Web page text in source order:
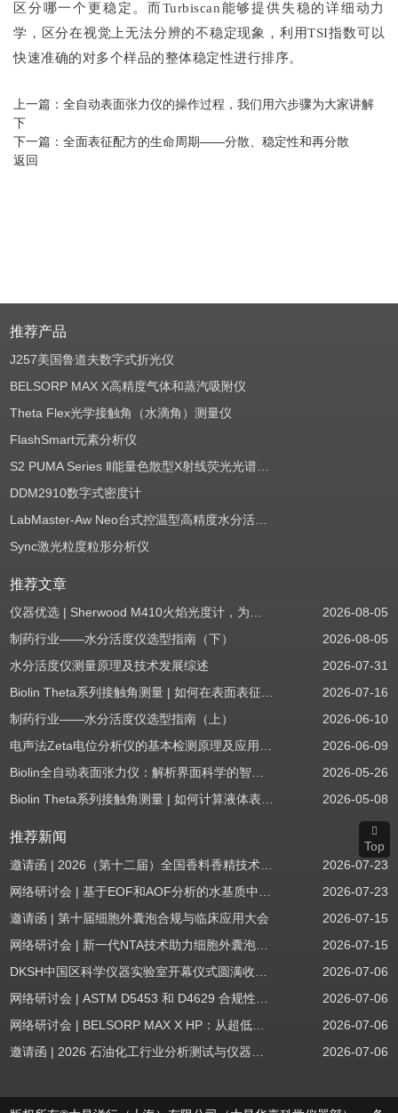
区分哪一个更稳定。而Turbiscan能够提供失稳的详细动力
学，区分在视觉上无法分辨的不稳定现象，利用TSI指数可以
快速准确的对多个样品的整体稳定性进行排序。
上一篇： 全自动表面张力仪的操作过程，我们用六步骤为大家讲解
下
下一篇： 全面表征配方的生命周期——分散、稳定性和再分散
返回
推荐产品
J257美国鲁道夫数字式折光仪
BELSORP MAX X高精度气体和蒸汽吸附仪
Theta Flex光学接触角（水滴角）测量仪
FlashSmart元素分析仪
S2 PUMA Series Ⅱ能量色散型X射线荧光光谱仪（EDXRF）
DDM2910数字式密度计
LabMaster-Aw Neo台式控温型高精度水分活度测定仪
Sync激光粒度粒形分析仪
推荐文章
仪器优选 | Sherwood M410火焰光度计，为用户检测提供值得信赖的基准方案
2026-08-05
制药行业——水分活度仪选型指南（下）
2026-08-05
水分活度仪测量原理及技术发展综述
2026-07-31
Biolin Theta系列接触角测量 | 如何在表面表征应用中使用接触角：后退角
2026-07-16
制药行业——水分活度仪选型指南（上）
2026-06-10
电声法Zeta电位分析仪的基本检测原理及应用场景
2026-06-09
Biolin全自动表面张力仪：解析界面科学的智能之眼
2026-05-26
Biolin Theta系列接触角测量 | 如何计算液体表面张力分量
2026-05-08
推荐新闻
邀请函 | 2026（第十二届）全国香料香精技术交流年会
2026-07-23
网络研讨会 | 基于EOF和AOF分析的水基质中PFAS筛查
2026-07-23
邀请函 | 第十届细胞外囊泡合规与临床应用大会
2026-07-15
网络研讨会 | 新一代NTA技术助力细胞外囊泡质量评估与工艺开发
2026-07-15
DKSH中国区科学仪器实验室开幕仪式圆满收官！
2026-07-06
网络研讨会 | ASTM D5453 和 D4629 合规性：无需妥协
2026-07-06
网络研讨会 | BELSORP MAX X HP：从超低压物理吸附到高压吸附
2026-07-06
邀请函 | 2026 石油化工行业分析测试与仪器技术交流会（辽宁站）
2026-07-06
Top